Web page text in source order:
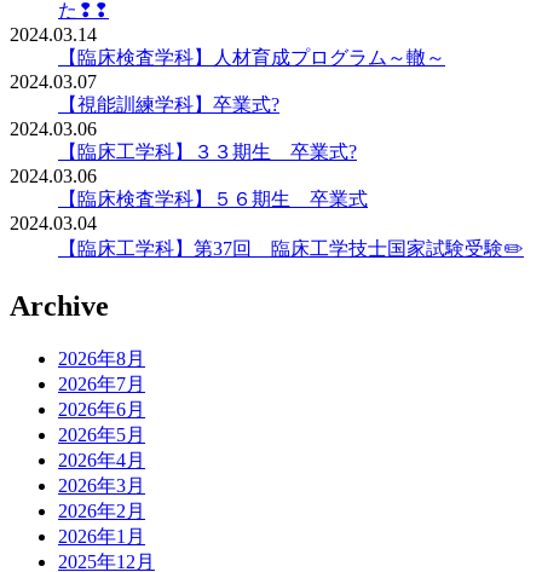
た❢❢
2024.03.14
【臨床検査学科】人材育成プログラム～轍～
2024.03.07
【視能訓練学科】卒業式?
2024.03.06
【臨床工学科】３３期生 卒業式?
2024.03.06
【臨床検査学科】５６期生 卒業式
2024.03.04
【臨床工学科】第37回 臨床工学技士国家試験受験✏️
Archive
2026年8月
2026年7月
2026年6月
2026年5月
2026年4月
2026年3月
2026年2月
2026年1月
2025年12月